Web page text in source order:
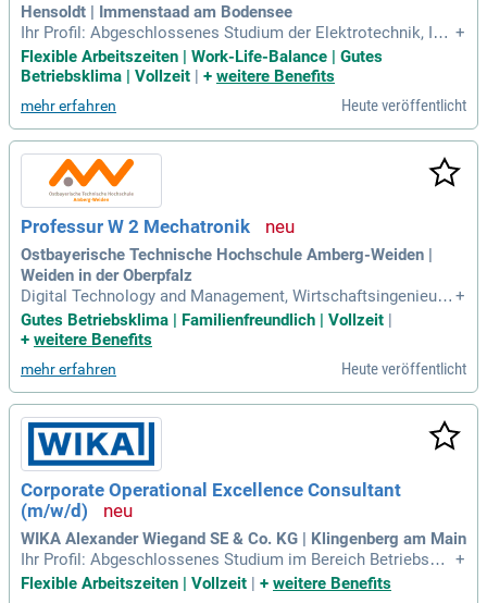
Hensoldt | Immenstaad am Bodensee
Ihr Profil: Abgeschlossenes Studium der Elektrotechnik, Inf
ormatik, Physik, des Ingenieurwesens oder einer vergleichb
aren Fachrichtung; Erfahrung im Systems Engineering oder i
eise im Bereich Trainings
+
Flexible Arbeitszeiten | Work-Life-Balance | Gutes
Betriebsklima | Vollzeit | + weitere Benefits
mehr erfahren Heute veröffentlicht
Professur W 2 Mechatronik
Ostbayerische Technische Hochschule Amberg-Weiden |
Weiden in der Oberpfalz
Digital Technology and Management, Wirtschaftsingenieurw
esen, International Industrial Engineering); Übernahme und
Weiterentwicklung bestehender Module und Entwicklung ne
Elektrotechnik, Sensorik
+
Gutes Betriebsklima | Familienfreundlich | Vollzeit |
+ weitere Benefits
mehr erfahren Heute veröffentlicht
Corporate Operational Excellence Consultant
(m/w/d)
WIKA Alexander Wiegand SE & Co. KG | Klingenberg am Main
Ihr Profil: Abgeschlossenes Studium im Bereich Betriebswir
tschaft, Wirtschaftsingenieurwesen, Ingenieurwesen oder ve
+
Flexible Arbeitszeiten | Vollzeit
+ weitere Benefits